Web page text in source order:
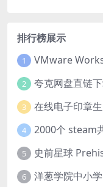
排行榜展示
1
2 夸克网盘直链
3 在线电子印章
4 2000个 steam
5
6 洋葱学院中小